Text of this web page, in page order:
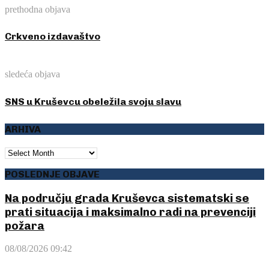
prethodna objava
Crkveno izdavaštvo
sledeća objava
SNS u Kruševcu obeležila svoju slavu
ARHIVA
ARHIVA
POSLEDNJE OBJAVE
Na području grada Kruševca sistematski se
prati situacija i maksimalno radi na prevenciji
požara
08/08/2026 09:42